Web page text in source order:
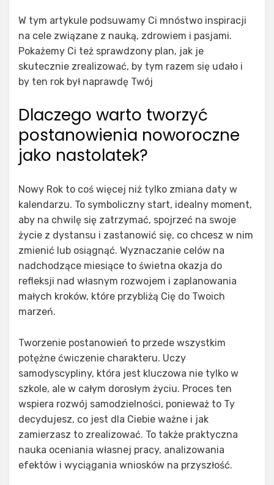
W tym artykule podsuwamy Ci mnóstwo inspiracji
na cele związane z nauką, zdrowiem i pasjami.
Pokażemy Ci też sprawdzony plan, jak je
skutecznie zrealizować, by tym razem się udało i
by ten rok był naprawdę Twój
Dlaczego warto tworzyć
postanowienia noworoczne
jako nastolatek?
Nowy Rok to coś więcej niż tylko zmiana daty w
kalendarzu. To symboliczny start, idealny moment,
aby na chwilę się zatrzymać, spojrzeć na swoje
życie z dystansu i zastanowić się, co chcesz w nim
zmienić lub osiągnąć. Wyznaczanie celów na
nadchodzące miesiące to świetna okazja do
refleksji nad własnym rozwojem i zaplanowania
małych kroków, które przybliżą Cię do Twoich
marzeń.
Tworzenie postanowień to przede wszystkim
potężne ćwiczenie charakteru. Uczy
samodyscypliny, która jest kluczowa nie tylko w
szkole, ale w całym dorosłym życiu. Proces ten
wspiera rozwój samodzielności, ponieważ to Ty
decydujesz, co jest dla Ciebie ważne i jak
zamierzasz to zrealizować. To także praktyczna
nauka oceniania własnej pracy, analizowania
efektów i wyciągania wniosków na przyszłość.